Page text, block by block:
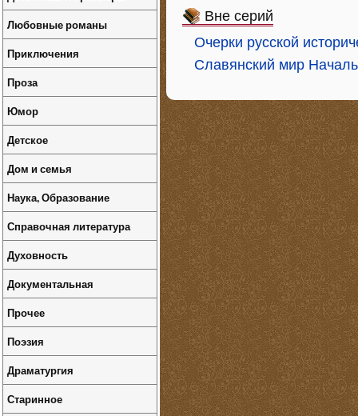
Вне серий
Очерки русской
Славянский мир
Любовные романы
Приключения
Проза
Юмор
Детское
Дом и семья
Наука, Образование
Справочная литература
Духовность
Документальная
Прочее
Поэзия
Драматургия
Старинное